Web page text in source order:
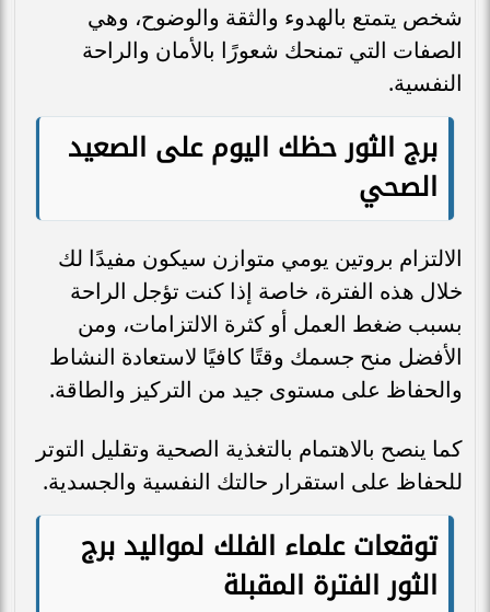
شخص يتمتع بالهدوء والثقة والوضوح، وهي
الصفات التي تمنحك شعورًا بالأمان والراحة
النفسية.
برج الثور حظك اليوم على الصعيد
الصحي
الالتزام بروتين يومي متوازن سيكون مفيدًا لك
خلال هذه الفترة، خاصة إذا كنت تؤجل الراحة
بسبب ضغط العمل أو كثرة الالتزامات، ومن
الأفضل منح جسمك وقتًا كافيًا لاستعادة النشاط
والحفاظ على مستوى جيد من التركيز والطاقة.
كما ينصح بالاهتمام بالتغذية الصحية وتقليل التوتر
للحفاظ على استقرار حالتك النفسية والجسدية.
توقعات علماء الفلك لمواليد برج
الثور الفترة المقبلة